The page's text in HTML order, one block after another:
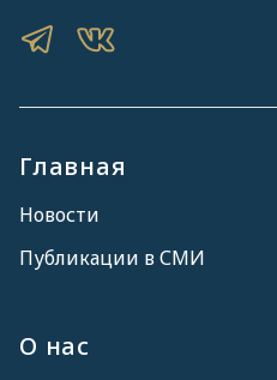
Главная
Новости
Публикации в СМИ
О нас